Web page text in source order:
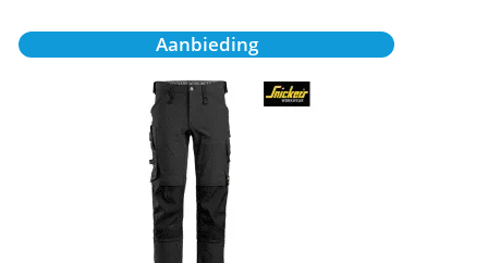
Aanbieding
Oorspronkelijke
prijs
€137,25.
Huidige
prijs
€123,53.
Dit
heeft
meerdere
variaties.
Deze
optie
kan